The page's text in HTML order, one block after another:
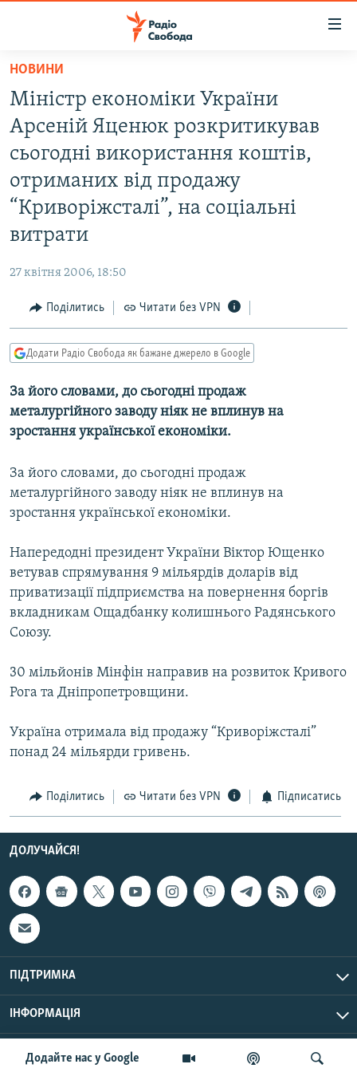
Перейти
основного
матеріалу
Перейти
до
основної
навігації
Перейти
до
ВСЕ ЗА ДОБУ
СТАТТІ
ЕКОНОМІКА
СУСПІЛЬСТВО
УКРАЇНА
СВІТ
РОСІЙСЬКА «ФІЛЬТРАЦІЯ»
ДОНБАС.РЕАЛІЇ
СХЕМИ
ПРИАЗОВ’Я
МУЛЬТИМЕДІА
ФОТО
ПОДКАСТИ
РУС
УКР
КТАТ
Усі сайти RFE/RL
Додайте нас у Google
НОВИНИ
Міністр економіки України
Арсеній Яценюк розкритикував
сьогодні використання коштів,
отриманих від продажу
“Криворіжсталі”, на соціальні
витрати
27 квітня 2006, 18:50
Поділитись Читати без VPN
Додати Радіо Свобода як бажане джерело в Google
За його словами, до сьогодні продаж
металургійного заводу ніяк не вплинув на
зростання української економіки.
За його словами, до сьогодні продаж
металургійного заводу ніяк не вплинув на
зростання української економіки.
Напередодні президент України Віктор Ющенко
ветував спрямування 9 мільярдів доларів від
приватизації підприємства на повернення боргів
вкладникам Ощадбанку колишнього Радянського
Союзу.
30 мільйонів Мінфін направив на розвиток Кривого
Рога та Дніпропетровщини.
Україна отримала від продажу “Криворіжсталі”
понад 24 мільярди гривень.
Поділитись Читати без VPN Підписатись
ДОЛУЧАЙСЯ!
ПІДТРИМКА
ІНФОРМАЦІЯ
© Радіо Свобода, 2026 | Усі права застережено.
UTC+3